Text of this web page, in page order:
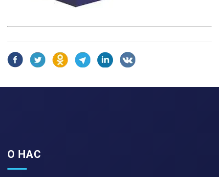
О НАС